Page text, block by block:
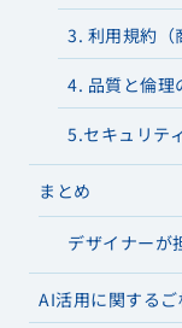
3. 利用規約（
4. 品質と倫理
5.セキュリテ
まとめ
デザイナーが
AI活用に関する